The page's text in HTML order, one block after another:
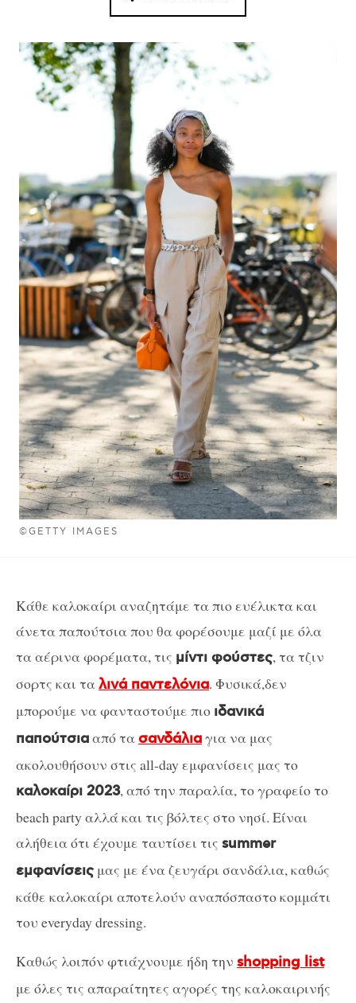
©GETTY IMAGES
Κάθε καλοκαίρι αναζητάμε τα πιο ευέλικτα και
άνετα παπούτσια που θα φορέσουμε μαζί με όλα
τα αέρινα φορέματα, τις μίντι φούστες, τα τζιν
σορτς και ταλινά παντελόνια. Φυσικά,δεν
μπορούμε να φανταστούμε πιο ιδανικά
παπούτσιααπό τασανδάλιαγια να μας
ακολουθήσουν στις all-day εμφανίσεις μας το
καλοκαίρι 2023, από την παραλία, το γραφείο το
beach party αλλά και τις βόλτες στο νησί. Είναι
αλήθεια ότι έχουμε ταυτίσει τις summer
εμφανίσεις μας με ένα ζευγάρι σανδάλια, καθώς
κάθε καλοκαίρι αποτελούν αναπόσπαστο κομμάτι
του everyday dressing.
Καθώς λοιπόν φτιάχνουμε ήδη την shopping list
με όλες τις απαραίτητες αγορές της καλοκαιρινής